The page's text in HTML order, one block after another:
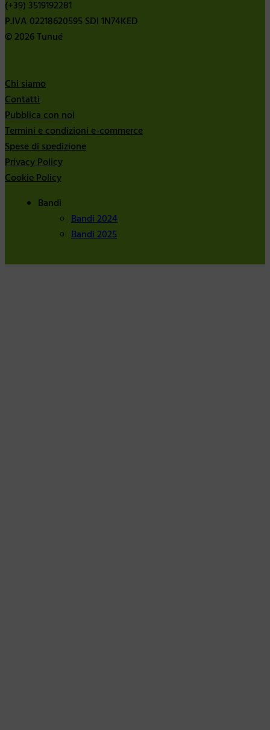
(+39) 3519192281
P.IVA 02218620595 SDI 1N74KED
© 2026 Tunué
Chi siamo
Contatti
Pubblica con noi
Termini e condizioni e-commerce
Spese di spedizione
Privacy Policy
Cookie Policy
Bandi
Bandi 2024
Bandi 2025